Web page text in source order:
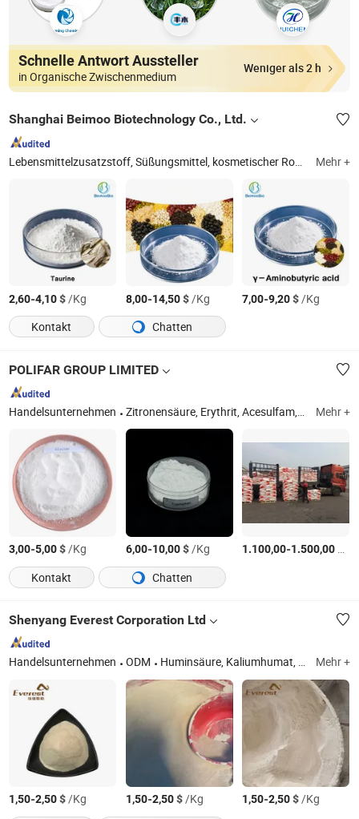
Schnelle Antwort Aussteller
in Organische Zwischenmedium
Weniger als 2 h
Shanghai Beimoo Biotechnology Co., Ltd.
Lebensmittelzusatzstoff, Süßungsmittel, kosmetischer Rohstoff, Ballaststoff, Natriumhyaluronat, Nahrungsergänzungsmittel, Stevia-Zucker, Mönchsfrucht, Thaumatin, Inositol / Myo-Inositol Mehr +
2,60-4,10$/Kg 8,00-14,50$/Kg 7,00-9,20$/Kg
Kontakt
Chatten
POLIFAR GROUP LIMITED
Handelsunternehmen Zitronensäure, Erythrit, Acesulfam, Nisin, Sucralose, Aspartam, Kaliumsorbat, Natriumbenzoat, Ascorbinsäure, Xanthan Mehr +
3,00-5,00$/Kg 6,00-10,00$/Kg 1.100,00-1.500,00
/
Kontakt
Chatten
Shenyang Everest Corporation Ltd
Handelsunternehmen ODM Huminsäure, Kaliumhumat, Fulvinsäure, Natriumhumat, Aminosäure, Algenextrakt Mehr +
1,50-2,50$/Kg 1,50-2,50$/Kg 1,50-2,50$/Kg